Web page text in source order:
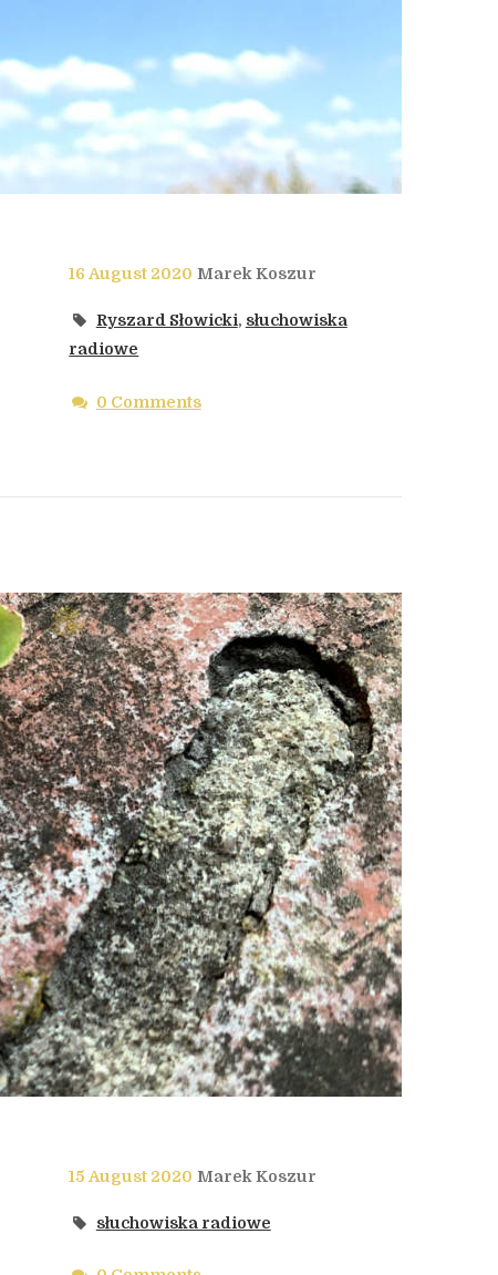
16 August 2020 Marek Koszur
Ryszard Słowicki, słuchowiska
radiowe
0 Comments
15 August 2020 Marek Koszur
słuchowiska radiowe